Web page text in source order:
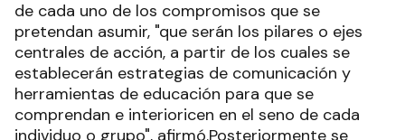
de cada uno de los compromisos que se
pretendan asumir, "que serán los pilares o ejes
centrales de acción, a partir de los cuales se
establecerán estrategias de comunicación y
herramientas de educación para que se
comprendan e interioricen en el seno de cada
individuo o grupo", afirmó.Posteriormente se